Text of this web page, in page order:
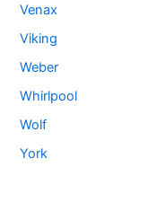
Venax
Viking
Weber
Whirlpool
Wolf
York